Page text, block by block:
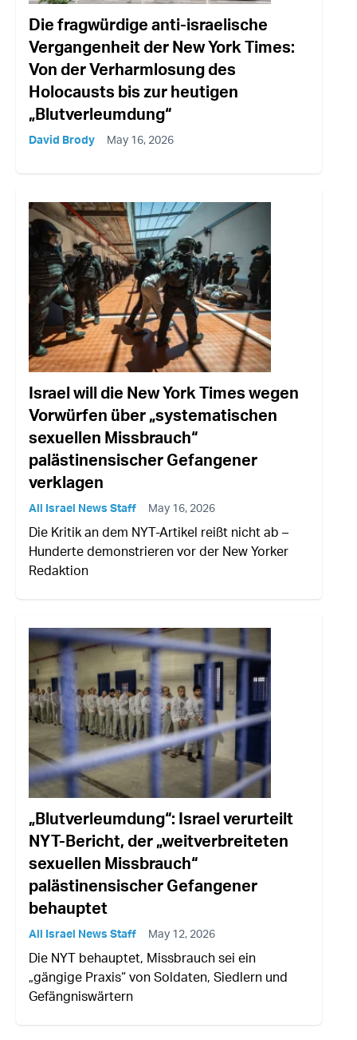
Die fragwürdige anti-israelische
Vergangenheit der New York Times:
Von der Verharmlosung des
Holocausts bis zur heutigen
„Blutverleumdung“
David Brody May 16, 2026
Israel will die New York Times wegen
Vorwürfen über „systematischen
sexuellen Missbrauch“
palästinensischer Gefangener
verklagen
All Israel News Staff May 16, 2026
Die Kritik an dem NYT-Artikel reißt nicht ab –
Hunderte demonstrieren vor der New Yorker
Redaktion
„Blutverleumdung“: Israel verurteilt
NYT-Bericht, der „weitverbreiteten
sexuellen Missbrauch“
palästinensischer Gefangener
behauptet
All Israel News Staff May 12, 2026
Die NYT behauptet, Missbrauch sei ein
„gängige Praxis“ von Soldaten, Siedlern und
Gefängniswärtern